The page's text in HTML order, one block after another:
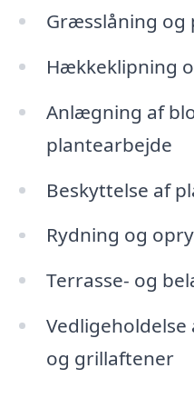
Græsslåning
Hækkeklipning
Anlægning af
plantearbejde
Beskyttelse af
Rydning og
Terrasse- og
og grillaftener